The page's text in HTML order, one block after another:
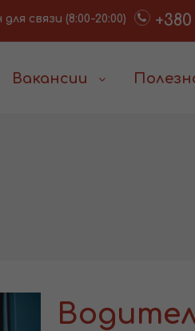
связи (8:00-20:00) +380
Вакансии